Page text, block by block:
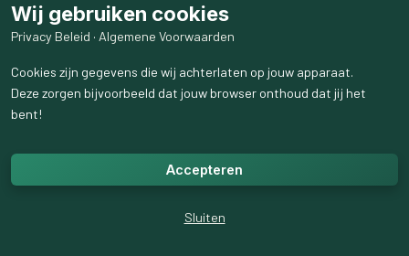
Wij gebruiken cookies
Privacy Beleid · Algemene Voorwaarden
Cookies zijn gegevens die wij achterlaten op jouw apparaat.
Deze zorgen bijvoorbeeld dat jouw browser onthoud dat jij het
bent!
Accepteren
Sluiten